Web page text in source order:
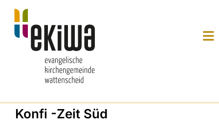
Konfi -Zeit Süd